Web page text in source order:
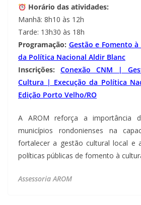
Horário das atividades:
Manhã: 8h10 às 12h
Tarde: 13h30 às 18h
Programação: Gestão e Fomento
da Política Nacional Aldir Blanc
Inscrições:
Conexão CNM |
Cultura | Execução da Política
Edição Porto Velho/RO
A AROM reforça a importância
municípios rondonienses na
fortalecer a gestão cultural local e
políticas públicas de fomento à
Assessoria AROM